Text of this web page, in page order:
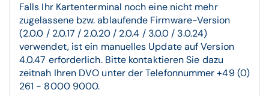
Falls Ihr Kartenterminal noch eine nicht mehr
zugelassene bzw. ablaufende Firmware-Version
(2.0.0 / 2.0.17 / 2.0.20 / 2.0.4 / 3.0.0 / 3.0.24)
verwendet, ist ein manuelles Update auf Version
4.0.47 erforderlich. Bitte kontaktieren Sie dazu
zeitnah Ihren DVO unter der Telefonnummer +49 (0)
261 - 8000 9000.